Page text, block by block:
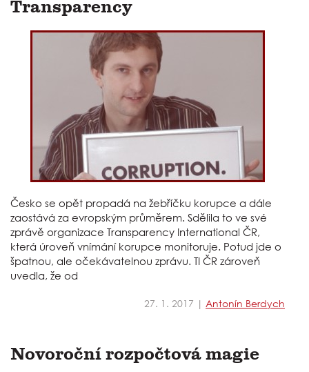
Transparency
Česko se opět propadá na žebříčku korupce a dále
zaostává za evropským průměrem. Sdělila to ve své
zprávě organizace Transparency International ČR,
která úroveň vnímání korupce monitoruje. Potud jde o
špatnou, ale očekávatelnou zprávu. TI ČR zároveň
uvedla, že od
27. 1. 2017 | Antonín Berdych
Novoroční rozpočtová magie